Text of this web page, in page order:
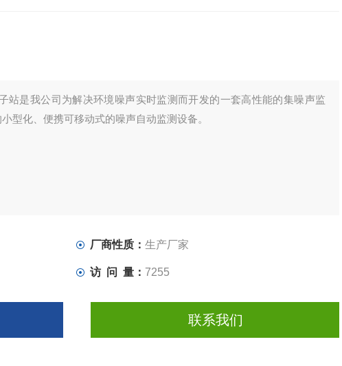
站是我公司为解决环境噪声实时监测而开发的一套高性能的集噪声监
型化、便携可移动式的噪声自动监测设备。
厂商性质： 生产厂家
访 问 量： 7255
联系我们